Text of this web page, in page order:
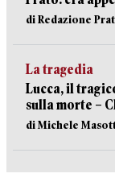
di Redazione
La tragedia
Lucca, il
sulla morte –
di Michele